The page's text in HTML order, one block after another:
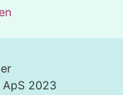
ApS 2023